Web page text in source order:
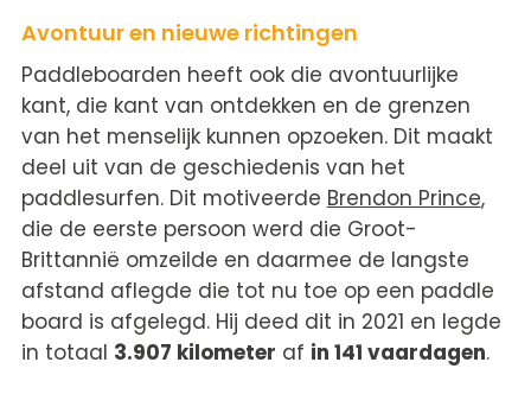
Avontuur en nieuwe richtingen
Paddleboarden heeft ook die avontuurlijke
kant, die kant van ontdekken en de grenzen
van het menselijk kunnen opzoeken. Dit maakt
deel uit van de geschiedenis van het
paddlesurfen. Dit motiveerde Brendon Prince,
die de eerste persoon werd die Groot-
Brittannië omzeilde en daarmee de langste
afstand aflegde die tot nu toe op een paddle
board is afgelegd. Hij deed dit in 2021 en legde
in totaal 3.907 kilometer af in 141 vaardagen.